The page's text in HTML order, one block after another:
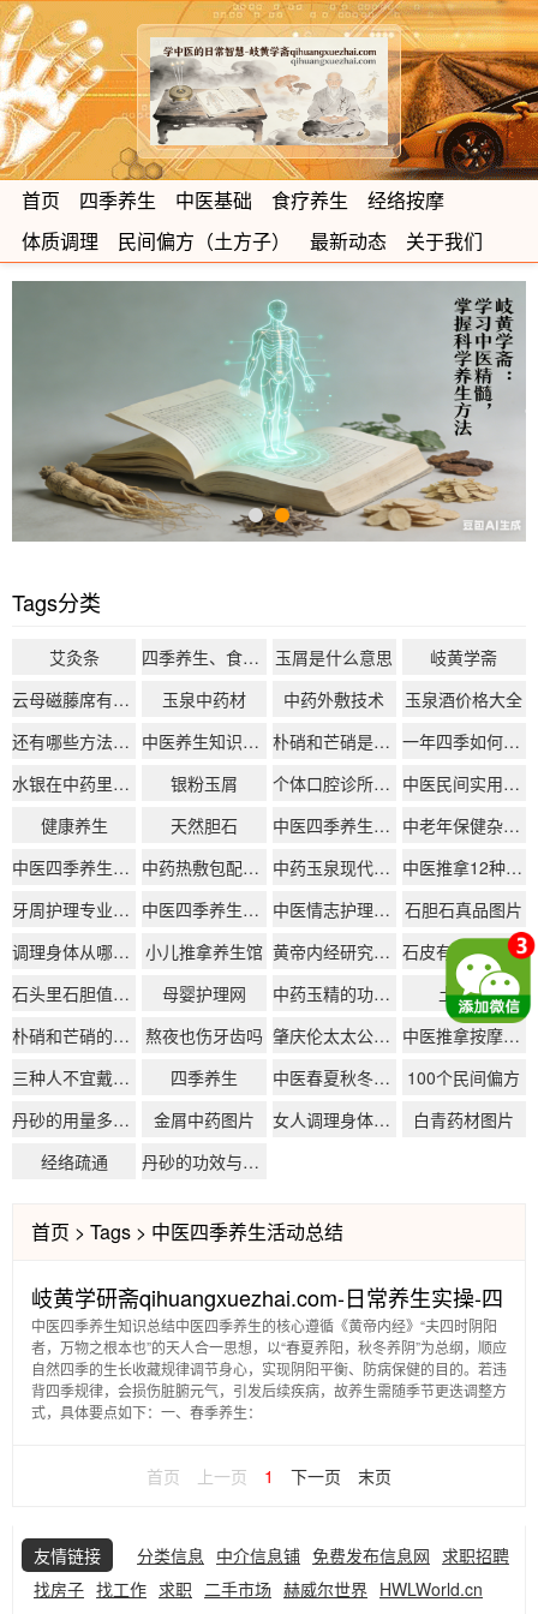
首页 四季养生 中医基础 食疗养生
经络按摩
体质调理
民间偏方（土方子） 最新动态 关于我们
Tags分类
艾灸条 四季养生、食疗药膳、经络按摩 玉屑是什么意思
岐黄学斋
云母磁藤席有什么功效
玉泉中药材 中药外敷技术
玉泉酒价格大全
还有哪些方法可以减轻熬夜对牙齿的伤害？
中医养生知识经络养生 朴硝和芒硝是一个药吗
一年四季如何养生
水银在中药里叫什么
银粉玉屑 个体口腔诊所设备采购预算参考范围
中医民间实用偏方
健康养生
天然胆石 中医四季养生之春夏秋冬
中老年保健杂志官网
中医四季养生口诀
中药热敷包配方大全 中药玉泉现代叫什么
中医推拿12种常用手法
牙周护理专业知识
中医四季养生活动总结 中医情志护理ppt课件
石胆石真品图片
调理身体从哪些方面入手
小儿推拿养生馆 黄帝内经研究、伤寒杂病论解读、中医辨证思路、中医药文化传承、中医研学资料、中医从业者交流平台
石皮有什么功效和作用
石头里石胆值钱吗
母婴护理网 中药玉精的功效与作用
土方子
朴硝和芒硝的区别
熬夜也伤牙齿吗 肇庆伦太太公司怎么样
中医推拿按摩30种手法
三种人不宜戴海云母
四季养生 中医春夏秋冬四季起居
100个民间偏方
丹砂的用量多少克
金屑中药图片 女人调理身体怎么调理
白青药材图片
经络疏通
丹砂的功效与作用
首页 > Tags > 中医四季养生活动总结
岐黄学研斋qihuangxuezhai.com-日常养生实操-四
季养生-中医四季养生知识总结
中医四季养生知识总结中医四季养生的核心遵循《黄帝内经》“夫四时阴阳
者，万物之根本也”的天人合一思想，以“春夏养阳，秋冬养阴”为总纲，顺应
自然四季的生长收藏规律调节身心，实现阴阳平衡、防病保健的目的。若违
背四季规律，会损伤脏腑元气，引发后续疾病，故养生需随季节更迭调整方
式，具体要点如下：一、春季养生：
首页 上一页 1 下一页 末页
友情链接 分类信息 中介信息铺 免费发布信息网 求职招聘
找房子 找工作 求职 二手市场 赫威尔世界 HWLWorld.cn